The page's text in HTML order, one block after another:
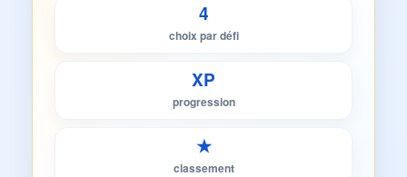
4
choix par défi
XP
progression
★
classement